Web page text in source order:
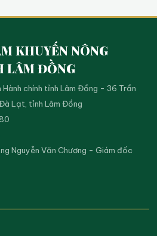
KHUYẾN NÔNG
LÂM ĐỒNG
Hành chính tỉnh Lâm Đồng - 36 Trần
Lạt, tỉnh Lâm Đồng
Nguyễn Văn Chương - Giám đốc